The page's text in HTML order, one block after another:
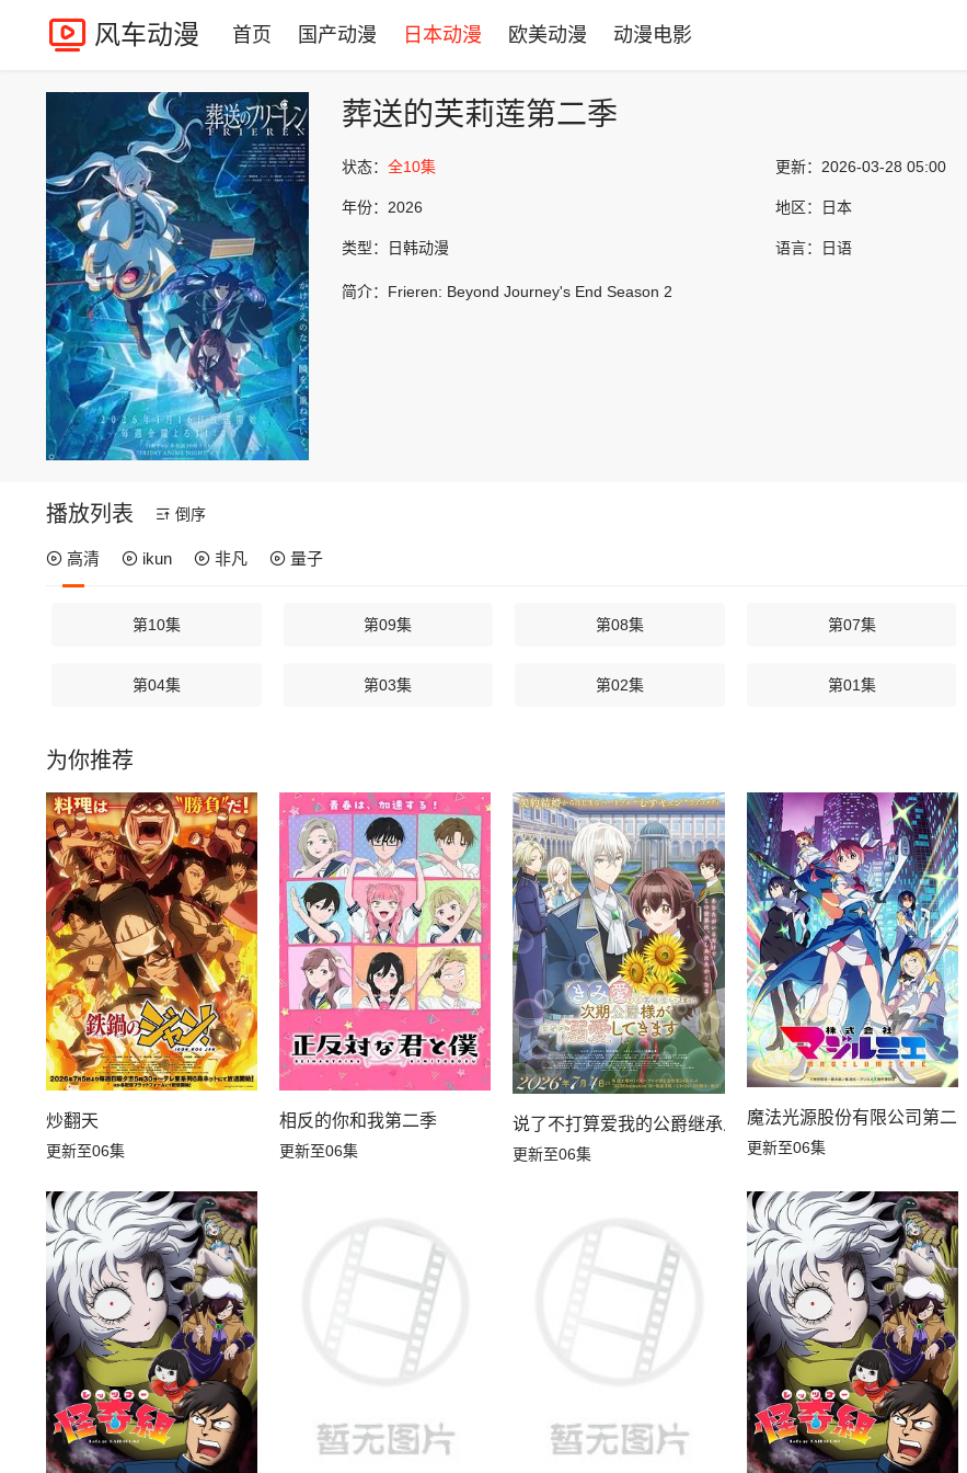
风车动漫 首页 国产动漫 日本动漫 欧美动漫 动漫电影
葬送的芙莉莲第二季
状态： 全10集 更新： 2026-03-28 05:00
年份： 2026 地区： 日本
类型： 日韩动漫 语言： 日语
简介： Frieren: Beyond Journey's End Season 2
播放列表 倒序
高清 ikun 非凡 量子
第10集 第09集 第08集 第07集
第04集 第03集 第02集 第01集
为你推荐
炒翻天
更新至06集
相反的你和我第二季
更新至06集
说了不打算爱我的公爵继承人，不知为何对我宠爱有加
更新至06集
魔法光源股份有限公司第二季
更新至06集